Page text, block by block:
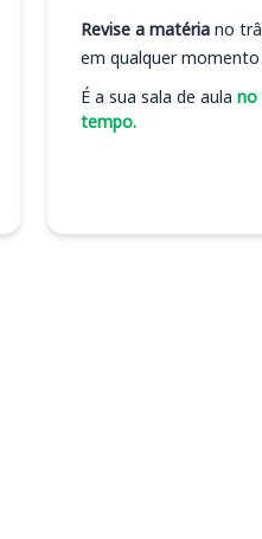
Revise a matéria no
em qualquer momento
É a sua sala de aula no
tempo.